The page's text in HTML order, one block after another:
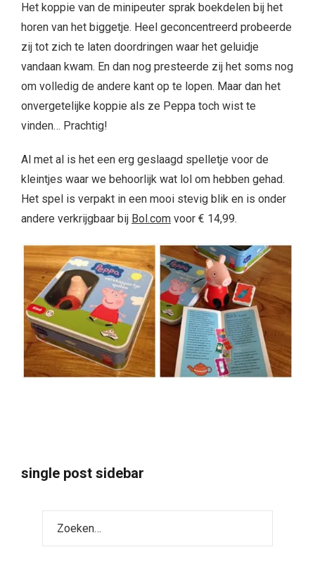
Het koppie van de minipeuter sprak boekdelen bij het
horen van het biggetje. Heel geconcentreerd probeerde
zij tot zich te laten doordringen waar het geluidje
vandaan kwam. En dan nog presteerde zij het soms nog
om volledig de andere kant op te lopen. Maar dan het
onvergetelijke koppie als ze Peppa toch wist te
vinden… Prachtig!
Al met al is het een erg geslaagd spelletje voor de
kleintjes waar we behoorlijk wat lol om hebben gehad.
Het spel is verpakt in een mooi stevig blik en is onder
andere verkrijgbaar bij Bol.com voor € 14,99.
single post sidebar